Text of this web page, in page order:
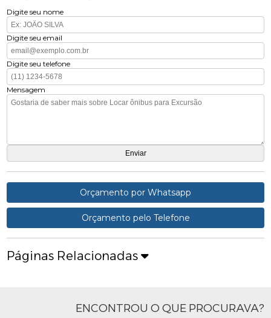
Digite seu nome
Digite seu email
Digite seu telefone
Mensagem
Orçamento por Whatsapp
Orçamento pelo Telefone
Páginas Relacionadas
ENCONTROU O QUE PROCURAVA?